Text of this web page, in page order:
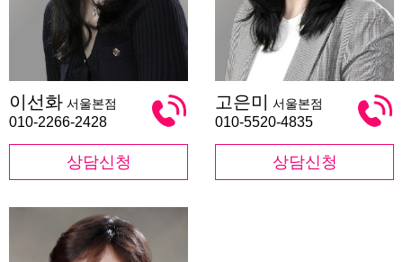
선
화
이선화 서울본점
010-2266-2428
상담신청
은
미
고은미 서울본점
010-5520-4835
상담신청